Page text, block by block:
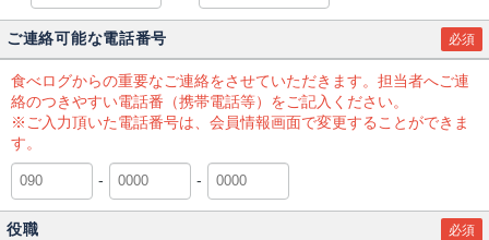
ご連絡可能な電話番号 必須
食べログからの重要なご連絡をさせていただきます。担当者へご連
絡のつきやすい電話番（携帯電話等）をご記入ください。
※ご入力頂いた電話番号は、会員情報画面で変更することができま
す。
- -
役職 必須